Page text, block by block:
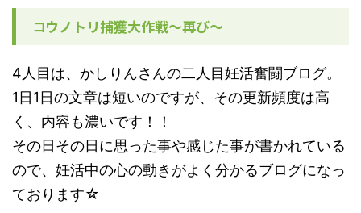
コウノトリ捕獲大作戦〜再び〜
4人目は、かしりんさんの二人目妊活奮闘ブログ。
1日1日の文章は短いのですが、その更新頻度は高
く、内容も濃いです！！
その日その日に思った事や感じた事が書かれている
ので、妊活中の心の動きがよく分かるブログになっ
ております☆